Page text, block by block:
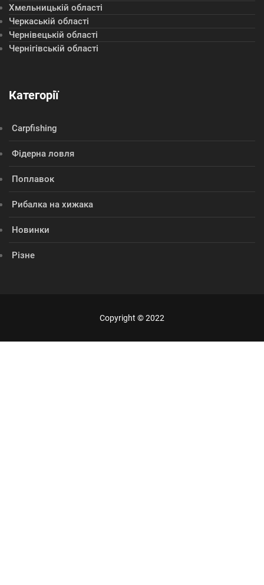
Хмельницькій області
Черкаській області
Чернівецькій області
Чернігівській області
Категорії
Сarpfishing
Фідерна ловля
Поплавок
Рибалка на хижака
Новинки
Різне
Copyright © 2022